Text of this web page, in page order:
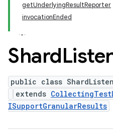
getUnderlyingResultReporter
invocationEnded
Shard
public class
extends
ISupportGranularResults